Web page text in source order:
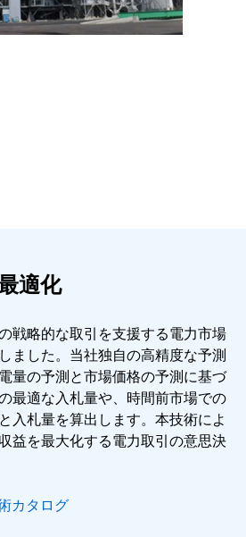
適化
戦略的な取引を支援する電力市場
ました。当社独自の高精度な予測
量の予測と市場価格の予測に基づ
最適な入札量や、時間前市場での
入札量を算出します。本技術によ
益を最大化する電力取引の意思決
カタログ